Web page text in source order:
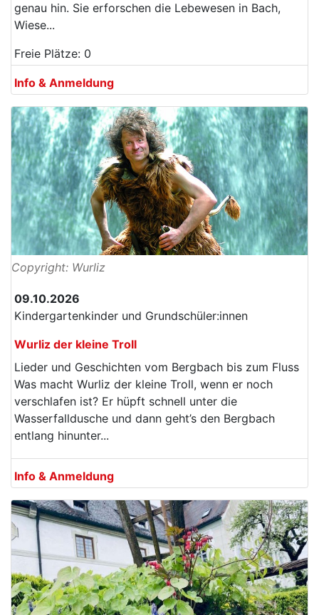
genau hin. Sie erforschen die Lebewesen in Bach,
Wiese...
Freie Plätze: 0
Info & Anmeldung
Copyright: Wurliz
09.10.2026
Kindergartenkinder und Grundschüler:innen
Wurliz der kleine Troll
Lieder und Geschichten vom Bergbach bis zum Fluss
Was macht Wurliz der kleine Troll, wenn er noch
verschlafen ist? Er hüpft schnell unter die
Wasserfalldusche und dann geht’s den Bergbach
entlang hinunter...
Info & Anmeldung